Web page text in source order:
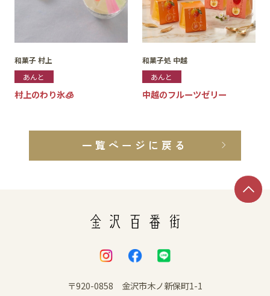
和菓子 村上
あんと
村上のわり氷🧊
和菓子処 中越
あんと
中越のフルーツゼリー
一覧ページに戻る
〒920-0858 金沢市木ノ新保町1-1